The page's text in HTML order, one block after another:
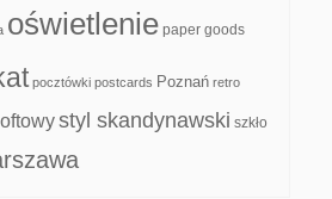
oświetlenie paper goods
pocztówki postcards Poznań retro
styl skandynawski szkło